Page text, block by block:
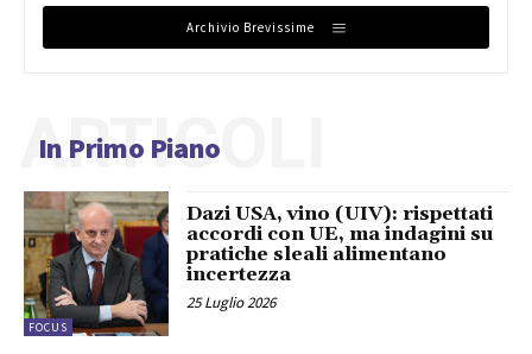
Archivio Brevissime
In Primo Piano
ARTICOLI
FOCUS
Dazi USA, vino (UIV): rispettati
accordi con UE, ma indagini su
pratiche sleali alimentano
incertezza
25 Luglio 2026